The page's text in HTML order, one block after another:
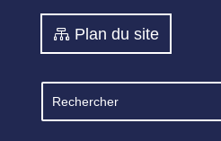
Plan du site